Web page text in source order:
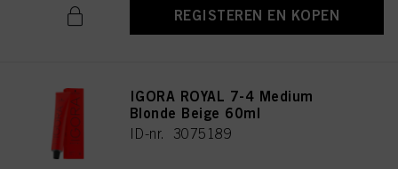
REGISTEREN EN KOPEN
IGORA ROYAL 7-4 Medium
Blonde Beige 60ml
ID-nr. 3075189